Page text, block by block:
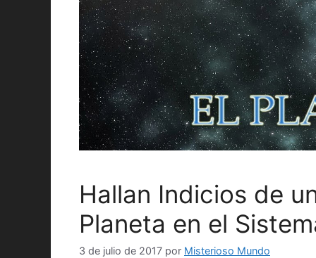
Hallan Indicios de
Planeta en el
3 de julio de 2017 por Misterioso Mundo